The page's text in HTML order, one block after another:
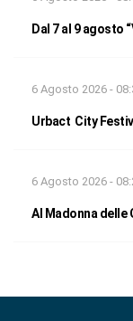
Dal 7 al 9 agosto
6 Agosto 2026 -
Urbact City
6 Agosto 2026 -
Al Madonna delle